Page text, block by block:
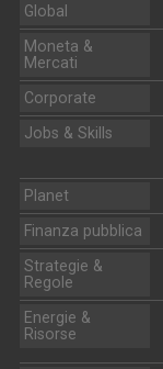
Global
Moneta &
Mercati
Corporate
Jobs & Skills
Planet
Finanza pubblica
Strategie &
Regole
Energie &
Risorse